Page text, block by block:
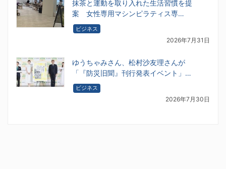
抹茶と運動を取り入れた生活習慣を提
案 女性専用マシンピラティス専…
ビジネス
2026年7月31日
ゆうちゃみさん、松村沙友理さんが
「『防災旧聞』刊行発表イベント」…
ビジネス
2026年7月30日